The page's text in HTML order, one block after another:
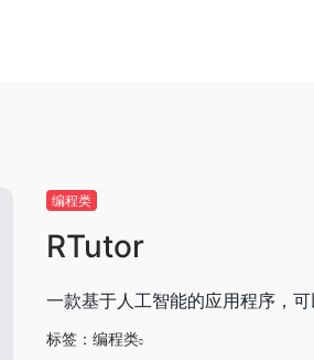
编程类
RTutor
一款基于人工智能的应用程序，可
标签： 编程类